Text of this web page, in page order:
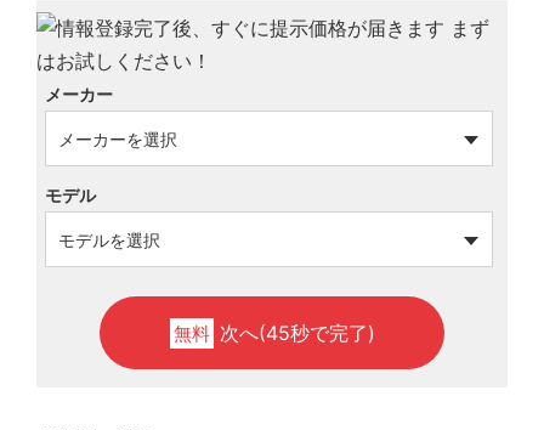
メーカー
モデル
無料 次へ(45秒で完了)